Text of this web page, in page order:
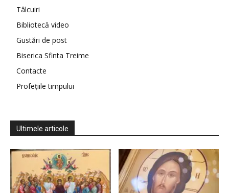
Tâlcuiri
Bibliotecă video
Gustări de post
Biserica Sfinta Treime
Contacte
Profețiile timpului
Ultimele articole